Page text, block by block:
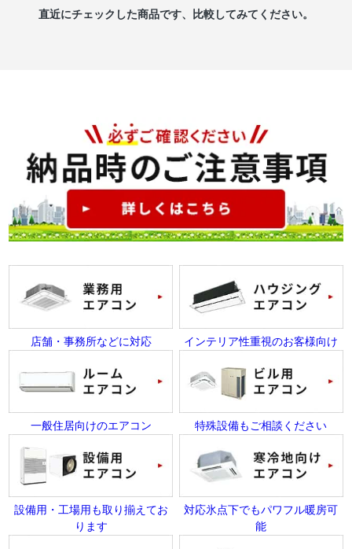
直近にチェックした商品です、比較してみてください。
店舗・事務所などに対応 インテリア性重視のお客様向け
一般住居向けのエアコン 特殊設備もご相談ください
設備用・工場用も取り揃えてお
ります
対応氷点下でもパワフル暖房可
能